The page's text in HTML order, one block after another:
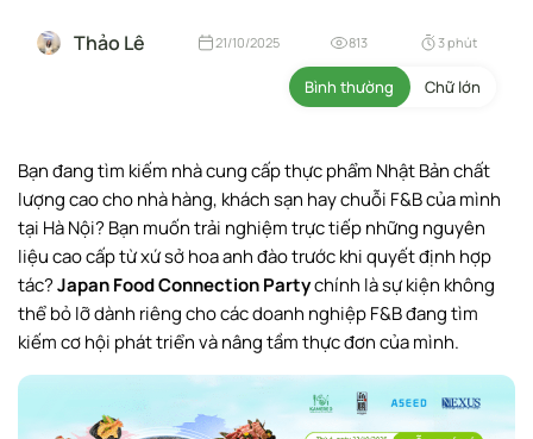
Thảo Lê 21/10/2025 813 3 phút
Bình thường Chữ lớn
Bạn đang tìm kiếm nhà cung cấp thực phẩm Nhật Bản chất
lượng cao cho nhà hàng, khách sạn hay chuỗi F&B của mình
tại Hà Nội? Bạn muốn trải nghiệm trực tiếp những nguyên
liệu cao cấp từ xứ sở hoa anh đào trước khi quyết định hợp
tác?Japan Food Connection Partychính là sự kiện không
thể bỏ lỡ dành riêng cho các doanh nghiệp F&B đang tìm
kiếm cơ hội phát triển và nâng tầm thực đơn của mình.